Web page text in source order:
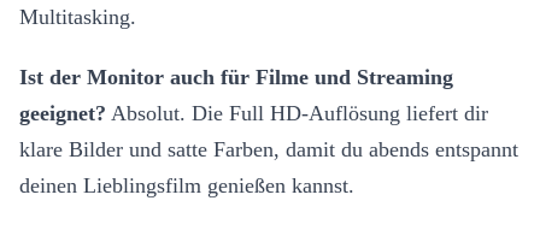
Multitasking.
Ist der Monitor auch für Filme und Streaming
geeignet? Absolut. Die Full HD-Auflösung liefert dir
klare Bilder und satte Farben, damit du abends entspannt
deinen Lieblingsfilm genießen kannst.